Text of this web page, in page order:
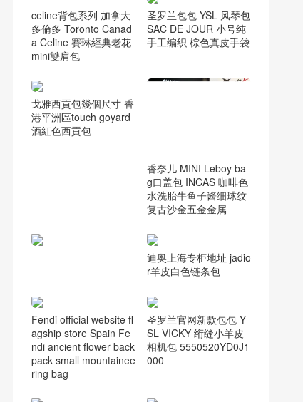
celine背包系列 加拿大
多倫多 Toronto Canad
a Celine 賽琳經典老花
圣罗兰包包 YSL 风琴包
SAC DE JOUR 小号纯
手工编织 棕色真皮手袋
香奈儿 MINI Leboy ba
g口盖包 INCAS 咖啡色
复古沙金五金金属
迪奥上海专柜地址 jadio
r羊皮白色链条包